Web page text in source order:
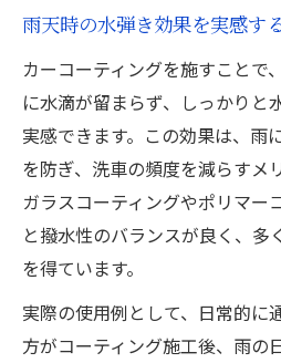
雨天時の水弾き効果を実感す
カーコーティングを施すことで
に水滴が留まらず、しっかりと
実感できます。この効果は、雨
を防ぎ、洗車の頻度を減らすメ
ガラスコーティングやポリマー
と撥水性のバランスが良く、多
を得ています。
実際の使用例として、日常的に
方がコーティング施工後、雨の